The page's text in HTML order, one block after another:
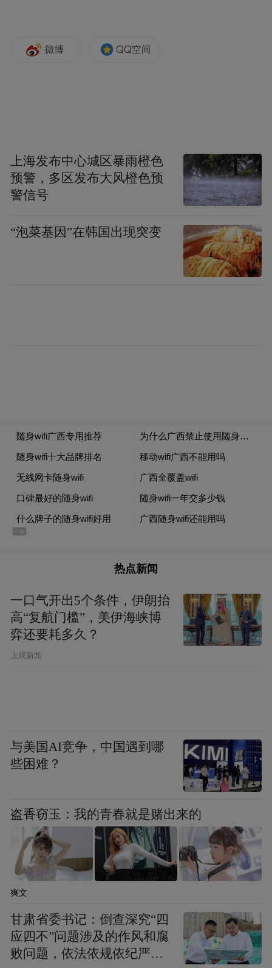
（乐东黎族织锦）
乐东黎族自治县旅文局有关负责人表示，希
望通过此次活动，向外界展示乐东丰富的文
投资，打造更多充满活力、独具特色的乡村
旅游目的地，把文化旅游产业打造成乐东的
支柱产业，发展成造福乐东人民的幸福产
业。
“特别声明：以上作品内容(包括在内的视频、图片或音
频)为凤凰网旗下自媒体平台“大风号”用户上传并发
布，本平台仅提供信息存储空间服务。
Notice: The content above (including the videos,
by the user of Dafeng Hao, which is a social media
platform and merely provides information storage
space services.”
上海发布中心城区暴雨橙色
预警，多区发布大风橙色预
警信号
“泡菜基因”在韩国出现突变
热点新闻
一口气开出5个条件，伊朗抬
高“复航门槛”，美伊海峡博
弈还要耗多久？
上观新闻
与美国AI竞争，中国遇到哪
些困难？
盗香窃玉：我的青春就是赌出来的
爽文
甘肃省委书记：倒查深究“四
应四不”问题涉及的作风和腐
败问题，依法依规依纪严肃